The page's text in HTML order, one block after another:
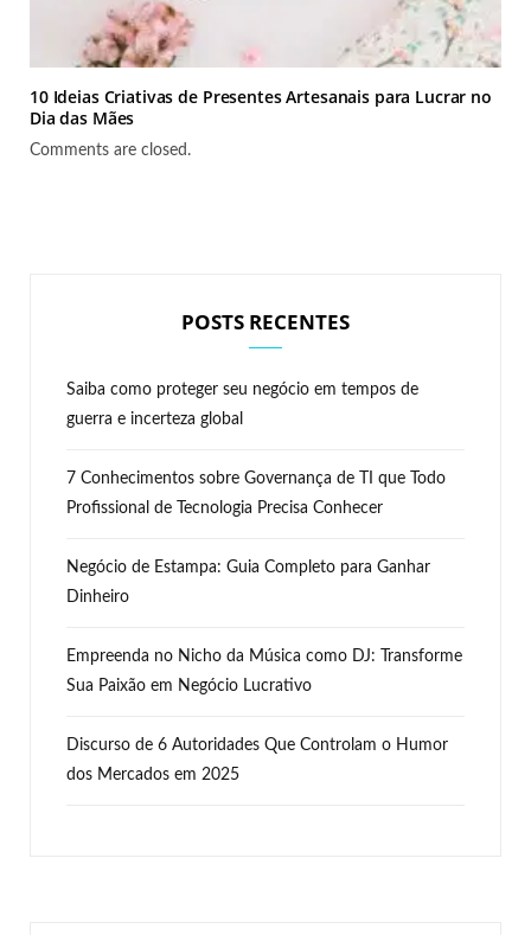
10 Ideias Criativas de Presentes Artesanais para Lucrar no
Dia das Mães
Comments are closed.
POSTS RECENTES
Saiba como proteger seu negócio em tempos de
guerra e incerteza global
7 Conhecimentos sobre Governança de TI que Todo
Profissional de Tecnologia Precisa Conhecer
Negócio de Estampa: Guia Completo para Ganhar
Dinheiro
Empreenda no Nicho da Música como DJ: Transforme
Sua Paixão em Negócio Lucrativo
Discurso de 6 Autoridades Que Controlam o Humor
dos Mercados em 2025